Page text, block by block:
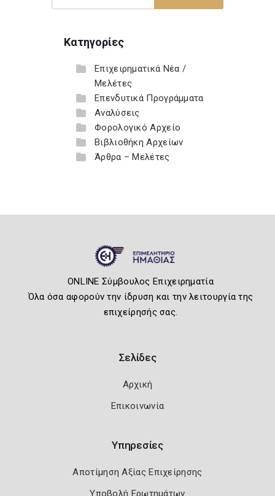
Κατηγορίες
Επιχειρηματικά Νέα /
Μελέτες
Επενδυτικά Προγράμματα
Αναλύσεις
Φορολογικό Αρχείο
Βιβλιοθήκη Αρχείων
Άρθρα – Μελέτες
ONLINE Σύμβουλος Επιχειρηματία
Όλα όσα αφορούν την ίδρυση και την λειτουργία της
επιχείρησής σας.
Σελίδες
Αρχική
Επικοινωνία
Υπηρεσίες
Αποτίμηση Αξίας Επιχείρησης
Υποβολή Ερωτημάτων